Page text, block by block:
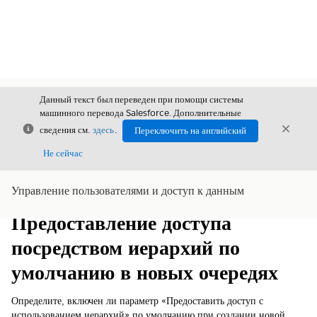
Закрыть
Данный текст был переведен при помощи системы
машинного перевода Salesforce. Дополнительные
сведения см. здесь.
Переключить на английский
Не сейчас
Управление пользователями и доступ к данным
Показать содержание
Содержание
Предоставление доступа
посредством иерархий по
умолчанию в новых очередях
Определите, включен ли параметр «Предоставить доступ с